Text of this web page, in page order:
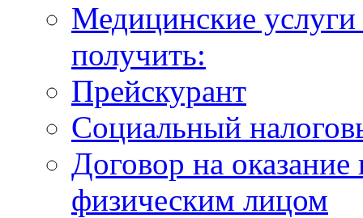
Медицинские
получить:
Прейскурант
Социальный
Договор на
физическим лицом